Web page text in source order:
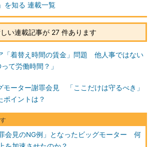
を知る 連載一覧
い連載記事が 27 件あります
「着替え時間の賃金」問題 他人事ではない
て労働時間？」
モーター謝罪会見 「ここだけは守るべき」
ポイントは？
罪会見のNG例」となったビッグモーター 何